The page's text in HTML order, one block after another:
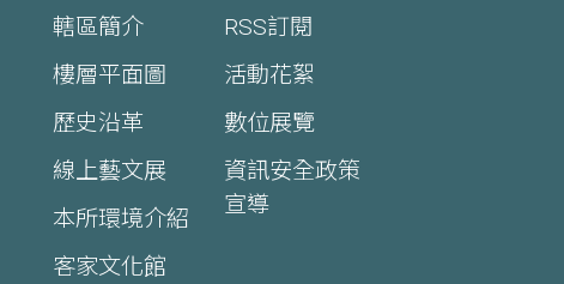
轄區簡介
樓層平面圖
歷史沿革
線上藝文展
本所環境介紹
客家文化館
RSS訂閱
活動花絮
數位展覽
資訊安全政策
宣導